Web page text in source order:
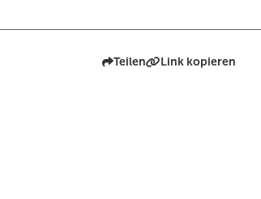
Teilen Link kopieren